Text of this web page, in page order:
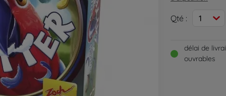
Qté : 1
délai de
ouvrables